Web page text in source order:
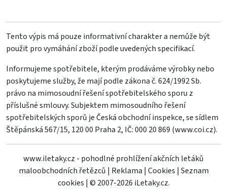
Tento výpis má pouze informativní charakter a nemůže být
použit pro vymáhání zboží podle uvedených specifikací.
Informujeme spotřebitele, kterým prodáváme výrobky nebo
poskytujeme služby, že mají podle zákona č. 624/1992 Sb.
právo na mimosoudní řešení spotřebitelského sporu z
příslušné smlouvy. Subjektem mimosoudního řešení
spotřebitelských sporů je Česká obchodní inspekce, se sídlem
Štěpánská 567/15, 120 00 Praha 2, IČ: 000 20 869 (www.coi.cz).
www.iletaky.cz - pohodlné prohlížení akčních letáků
maloobchodních řetězců | Reklama | Cookies | Seznam
cookies | © 2007-2026 iLetaky.cz.